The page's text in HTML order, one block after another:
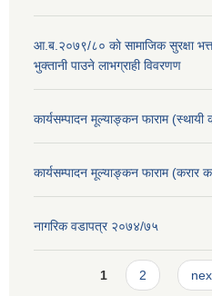
आ.ब.२०७९/८० काे सामाजिक सुरक्षा
भुक्तानी पाउने लाभग्राही विवरणण
कार्यसम्पादन मूल्याङ्कन फाराम (स्थायी
कार्यसम्पादन मूल्याङ्कन फाराम (करार
नागरिक वडापत्र २०७४/७५
Pages1 2